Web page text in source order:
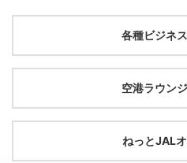
各種ビジネ
空港ラウン
ねっとJAL